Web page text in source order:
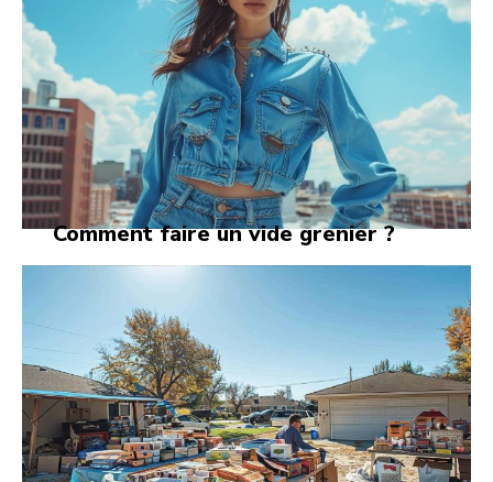
Comment faire un vide grenier ?